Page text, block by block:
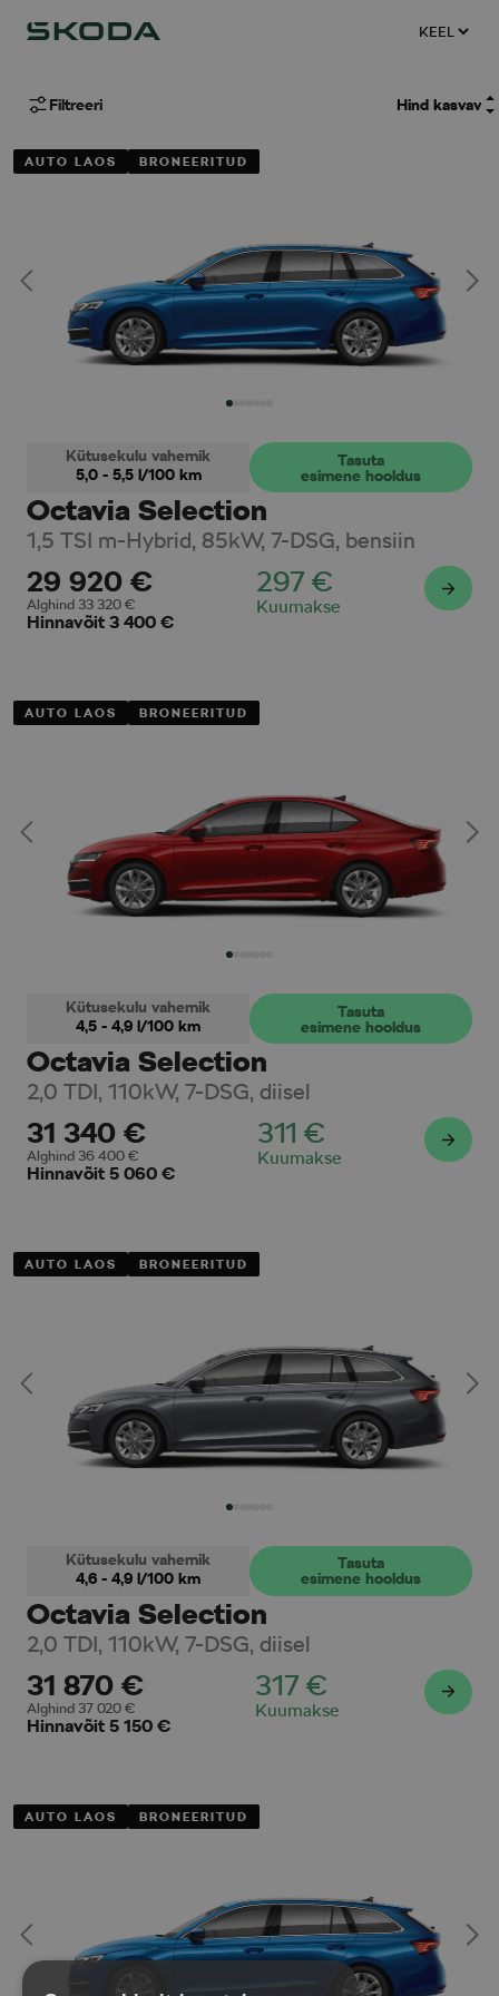
Filtreeri
AUTO LAOS BRONEERITUD
Kütusekulu vahemik
5,0 - 5,5 l/100 km
Tasuta
esimene hooldus
Octavia Selection
1,5 TSI m-Hybrid, 85kW, 7-DSG, bensiin
29 920 €
Alghind 33 320 €
Hinnavõit 3 400 €
297 €
Kuumakse
AUTO LAOS BRONEERITUD
Kütusekulu vahemik
4,5 - 4,9 l/100 km
Tasuta
esimene hooldus
Octavia Selection
2,0 TDI, 110kW, 7-DSG, diisel
31 340 €
Alghind 36 400 €
Hinnavõit 5 060 €
311 €
Kuumakse
AUTO LAOS BRONEERITUD
Kütusekulu vahemik
4,6 - 4,9 l/100 km
Tasuta
esimene hooldus
Octavia Selection
2,0 TDI, 110kW, 7-DSG, diisel
31 870 €
Alghind 37 020 €
Hinnavõit 5 150 €
317 €
Kuumakse
AUTO LAOS BRONEERITUD